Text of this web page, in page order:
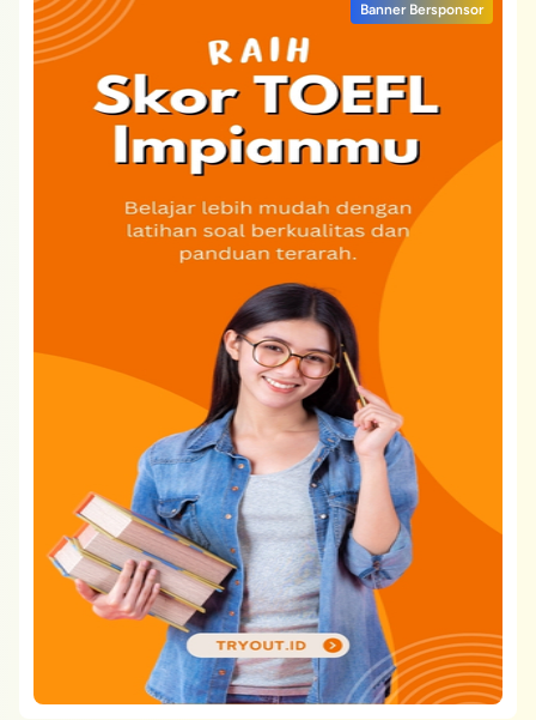
Banner Bersponsor